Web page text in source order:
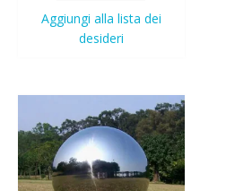
Aggiungi alla lista dei
desideri